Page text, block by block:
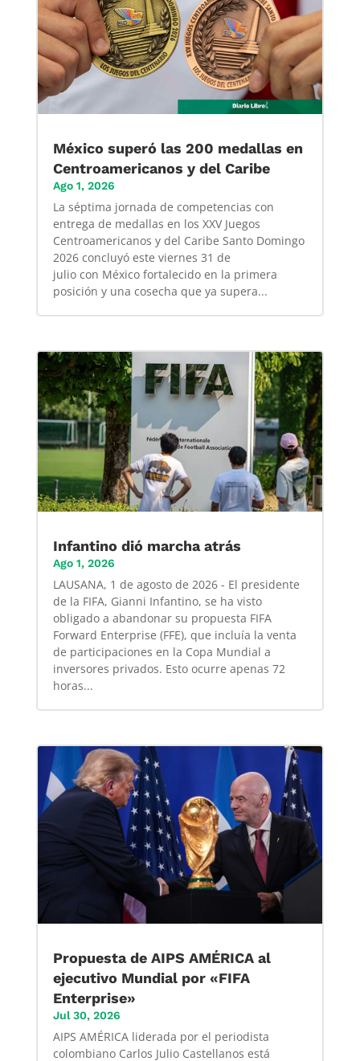
México superó las 200 medallas en
Centroamericanos y del Caribe
Ago 1, 2026
La séptima jornada de competencias con
entrega de medallas en los XXV Juegos
Centroamericanos y del Caribe Santo Domingo
2026 concluyó este viernes 31 de
julio con México fortalecido en la primera
posición y una cosecha que ya supera...
Infantino dió marcha atrás
Ago 1, 2026
LAUSANA, 1 de agosto de 2026 - El presidente
de la FIFA, Gianni Infantino, se ha visto
obligado a abandonar su propuesta FIFA
Forward Enterprise (FFE), que incluía la venta
de participaciones en la Copa Mundial a
inversores privados. Esto ocurre apenas 72
horas...
Propuesta de AIPS AMÉRICA al
ejecutivo Mundial por «FIFA
Enterprise»
Jul 30, 2026
AIPS AMÉRICA liderada por el periodista
colombiano Carlos Julio Castellanos está